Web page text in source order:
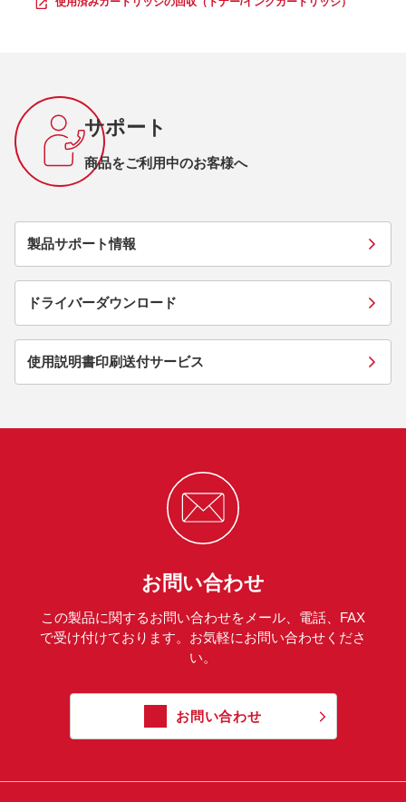
サポート
商品をご利用中のお客様へ
製品サポート情報
ドライバーダウンロード
使用説明書印刷送付サービス
お問い合わせ
この製品に関するお問い合わせをメール、電話、FAX
で受け付けております。お気軽にお問い合わせくださ
い。
お問い合わせ